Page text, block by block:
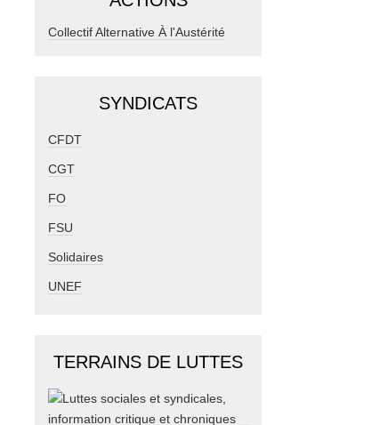
Collectif Alternative À l'Austérité
SYNDICATS
CFDT
CGT
FO
FSU
Solidaires
UNEF
TERRAINS DE LUTTES